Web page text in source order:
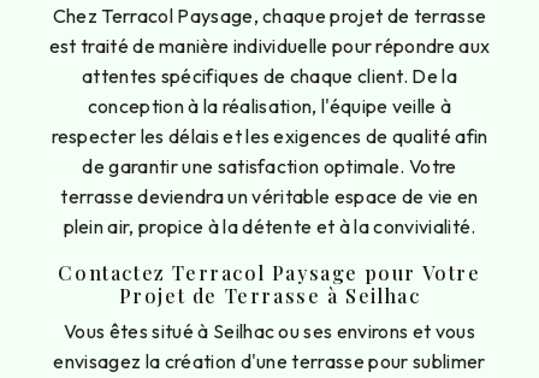
Chez Terracol Paysage, chaque projet de terrasse
est traité de manière individuelle pour répondre aux
attentes spécifiques de chaque client. De la
conception à la réalisation, l'équipe veille à
respecter les délais et les exigences de qualité afin
de garantir une satisfaction optimale. Votre
terrasse deviendra un véritable espace de vie en
plein air, propice à la détente et à la convivialité.
Contactez Terracol Paysage pour Votre
Projet de Terrasse à Seilhac
Vous êtes situé à Seilhac ou ses environs et vous
envisagez la création d'une terrasse pour sublimer